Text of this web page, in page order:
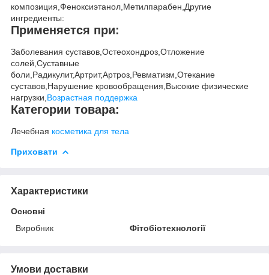
композиция,Феноксиэтанол,Метилпарабен,Другие
ингредиенты:
Применяется при:
Заболевания суставов,Остеохондроз,Отложение
солей,Суставные
боли,Радикулит,Артрит,Артроз,Ревматизм,Отекание
суставов,Нарушение кровообращения,Высокие физические
нагрузки, Возрастная поддержка
Категории товара:
Лечебная косметика для тела
Приховати
Характеристики
Основні
Виробник
Фітобіотехнології
Умови доставки